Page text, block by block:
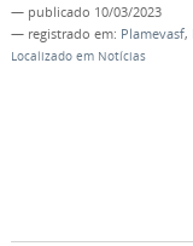
— publicado 10/03/2023
— registrado em: Plamevasf,
Localizado em Notícias